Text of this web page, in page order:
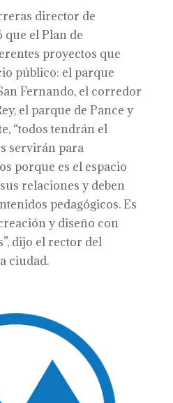
director de
el Plan de
proyectos que
público: el parque
Fernando, el corredor
el parque de Pance y
“todos tendrán el
servirán para
porque es el espacio
relaciones y deben
pedagógicos. Es
y diseño con
dijo el rector del
ciudad.